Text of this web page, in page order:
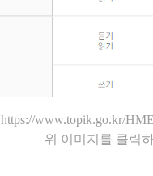
https://www.topik.go.kr/
위 이미지를 클릭